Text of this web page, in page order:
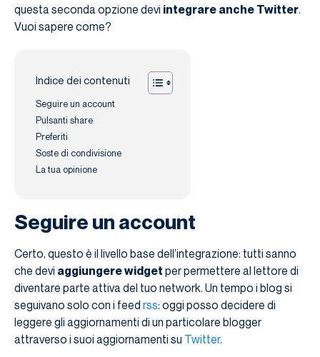
questa seconda opzione devi integrare anche Twitter.
Vuoi sapere come?
Indice dei contenuti
Seguire un account
Pulsanti share
Preferiti
Soste di condivisione
La tua opinione
Seguire un account
Certo, questo è il livello base dell’integrazione: tutti sanno
che devi aggiungere widget per permettere al lettore di
diventare parte attiva del tuo network. Un tempo i blog si
seguivano solo con i feed rss: oggi posso decidere di
leggere gli aggiornamenti di un particolare blogger
attraverso i suoi aggiornamenti su Twitter.